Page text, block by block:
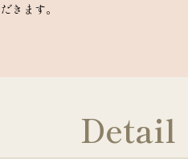
だきます。
Detail